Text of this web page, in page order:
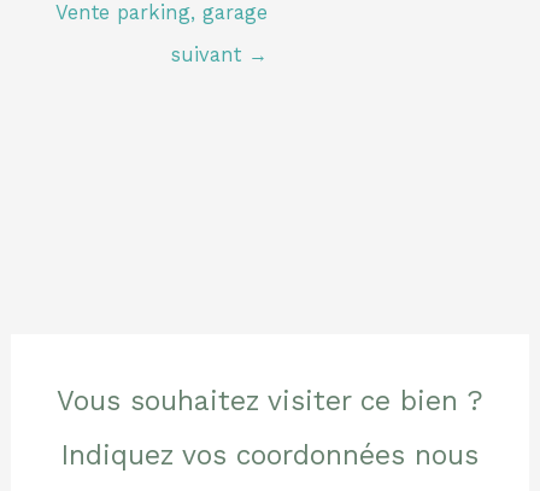
Vente parking, garage
suivant →
Vous souhaitez visiter ce bien ?
Indiquez vos coordonnées nous